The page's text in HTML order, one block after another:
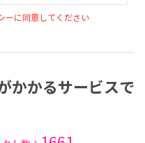
ーに同意してください
かかるサービスで